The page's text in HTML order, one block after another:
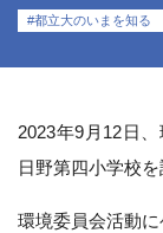
#都立大のいまを知る
2023年9月12日
日野第四小学校を
環境委員会活動に